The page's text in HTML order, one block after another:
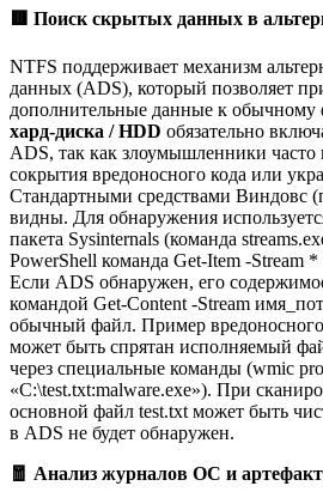
Поиск скрытых данных в
NTFS поддерживает механизм
данных (ADS), который позволяет
дополнительные данные к обычному
хард-диска / HDD обязательно
ADS, так как злоумышленники часто
сокрытия вредоносного кода или
Стандартными средствами Виндовс
видны. Для обнаружения
пакета Sysinternals (команда
PowerShell команда Get-Item -Stream
Если ADS обнаружен, его
командой Get-Content -Stream
обычный файл. Пример
может быть спрятан исполняемый
через специальные команды (wmic
«C:\test.txt:malware.exe»). При
основной файл test.txt может быть
в ADS не будет обнаружен.
🧧 Анализ журналов ОС и